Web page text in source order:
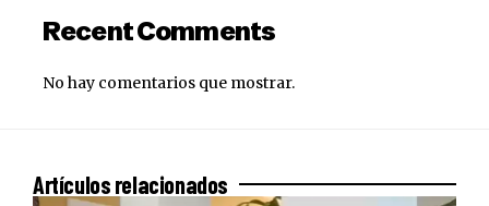
Recent Comments
No hay comentarios que mostrar.
Artículos relacionados